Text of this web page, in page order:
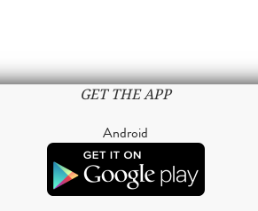
GET THE APP
Android